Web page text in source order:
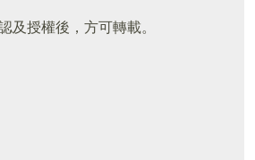
及授權後，方可轉載。